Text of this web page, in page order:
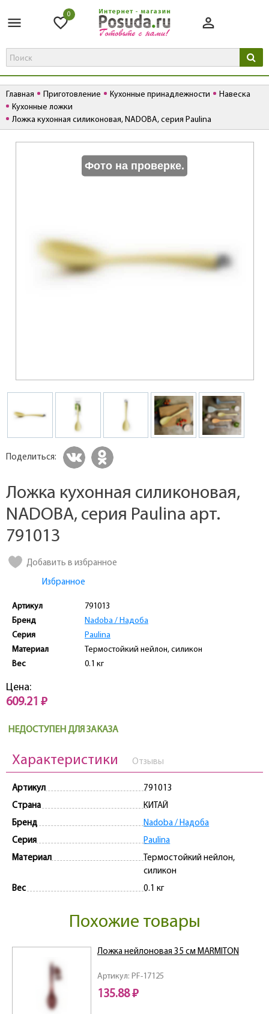
0
Главная Приготовление Кухонные принадлежности
Навеска
Кухонные ложки
Ложка кухонная силиконовая, NADOBA, серия Paulina
Фото на проверке.
Поделиться:
Ложка кухонная силиконовая,
NADOBA, серия Paulina арт.
791013
Добавить в избранное
Избранное
Артикул
791013
Бренд
Nadoba / Надоба
Серия
Paulina
Материал
Термостойкий нейлон, силикон
Вес
0.1 кг
Цена:
609.21 ₽
НЕДОСТУПЕН ДЛЯ ЗАКАЗА
Характеристики Отзывы
Артикул
791013
Страна
КИТАЙ
Бренд
Nadoba / Надоба
Серия
Paulina
Материал
Термостойкий нейлон,
силикон
Вес
0.1 кг
Похожие товары
Артикул: PF-17125
Ложка нейлоновая 35 см MARMITON
135.88 ₽